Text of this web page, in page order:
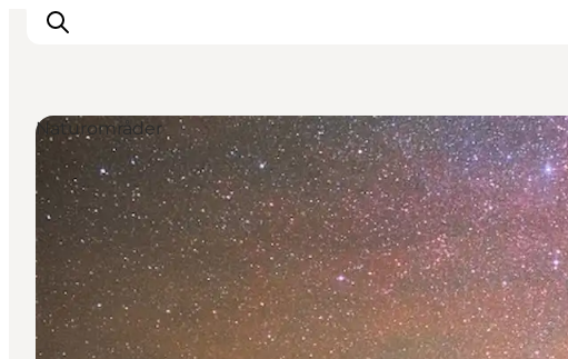
Aktiviteter
Oplevelser
Info om Mors
Overnatning
Pakketure / Ferieophold
Planlæg din tur
Naturområder